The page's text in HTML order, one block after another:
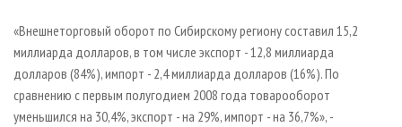
ЦБП
ИНСТРУМЕНТ И МАТЕРИАЛЫ
ГАЗЕТА ЛЕСПРОМФОРУМ
БИБЛИОТЕКА СПЕЦИАЛИСТА
«Внешнеторговый оборот по Сибирскому региону составил 15,2
миллиарда долларов, в том числе экспорт - 12,8 миллиарда
долларов (84%), импорт - 2,4 миллиарда долларов (16%). По
сравнению с первым полугодием 2008 года товарооборот
уменьшился на 30,4%, экспорт - на 29%, импорт - на 36,7%», -